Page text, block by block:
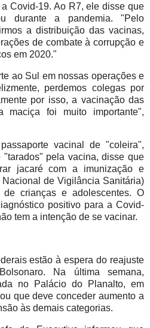
Covid-19. Ao R7, ele disse que
durante a pandemia. "Pelo
a distribuição das vacinas,
de combate à corrupção e
em 2020."
ao Sul em nossas operações e
perdemos colegas por
por isso, a vacinação das
maciça foi muito importante",
vacinal de "coleira",
pela vacina, disse que
jacaré com a imunização e
de Vigilância Sanitária)
crianças e adolescentes. O
positivo para a Covid-
tem a intenção de se vacinar.
estão à espera do reajuste
Na última semana,
no Palácio do Planalto, em
que deve conceder aumento a
às demais categorias.